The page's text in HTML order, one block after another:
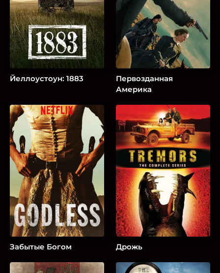
Йеллоустоун: 1883
Первозданная
Америка
Забытые Богом Дрожь